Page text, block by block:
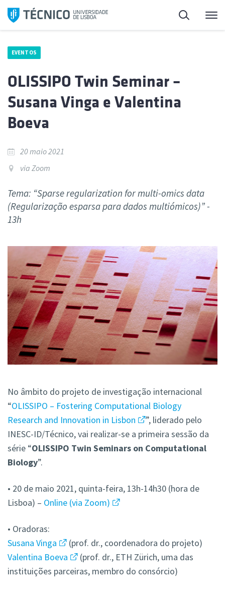
Saltar
para
Pesquisa
EVENTOS
OLISSIPO Twin Seminar –
Susana Vinga e Valentina
Boeva
20 maio 2021
via Zoom
Tema: “Sparse regularization for multi-omics data
(Regularização esparsa para dados multiómicos)” -
13h
No âmbito do projeto de investigação internacional
“OLISSIPO – Fostering Computational Biology
Research and Innovation in Lisbon
”, liderado pelo
INESC-ID/Técnico, vai realizar-se a primeira sessão da
série “OLISSIPO Twin Seminars on Computational
Biology”.
• 20 de maio 2021, quinta-feira, 13h-14h30 (hora de
Lisboa) – Online (via Zoom)
• Oradoras:
Susana Vinga
(prof. dr., coordenadora do projeto)
Valentina Boeva
(prof. dr., ETH Zürich, uma das
instituições parceiras, membro do consórcio)